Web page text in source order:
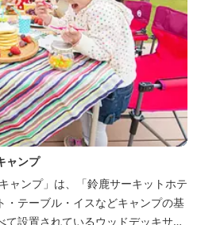
ャンプ
ャンプ」は、「鈴鹿サーキットホテ
・テーブル・イスなどキャンプの基
設置されているウッドデッキサイ